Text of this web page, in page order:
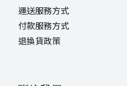
運送服務方式
付款服務方式
退換貨政策